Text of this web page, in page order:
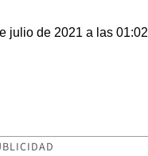
julio de 2021 a las 01:02